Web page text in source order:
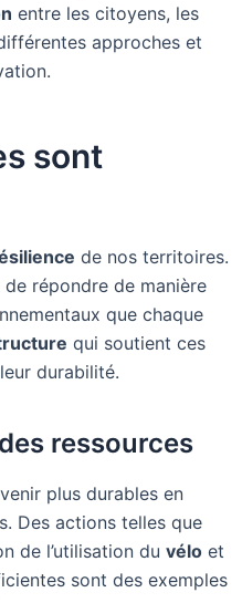
entre les citoyens, les
approches et
sont
de nos territoires.
répondre de manière
que chaque
qui soutient ces
durabilité.
ressources
plus durables en
Des actions telles que
de l’utilisation du vélo et
sont des exemples